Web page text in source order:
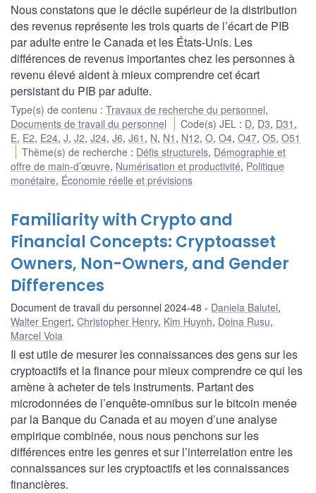
Nous constatons que le décile supérieur de la distribution
des revenus représente les trois quarts de l’écart de PIB
par adulte entre le Canada et les États-Unis. Les
différences de revenus importantes chez les personnes à
revenu élevé aident à mieux comprendre cet écart
persistant du PIB par adulte.
Type(s) de contenu : Travaux de recherche du personnel,
Documents de travail du personnel
Code(s) JEL : D, D3, D31 ,
E, E2, E24, J, J2, J24, J6, J61 , N, N1 , N12, O, O4, O47, O5, O51
Thème(s) de recherche : Défis structurels, Démographie et
offre de main-d’œuvre, Numérisation et productivité, Politique
monétaire, Économie réelle et prévisions
Familiarity with Crypto and
Financial Concepts: Cryptoasset
Owners, Non-Owners, and Gender
Differences
Document de travail du personnel 2024-48 Daniela Balutel,
Walter Engert, Christopher Henry, Kim Huynh, Doina Rusu,
Marcel Voia
Il est utile de mesurer les connaissances des gens sur les
cryptoactifs et la finance pour mieux comprendre ce qui les
amène à acheter de tels instruments. Partant des
microdonnées de l’enquête-omnibus sur le bitcoin menée
par la Banque du Canada et au moyen d’une analyse
empirique combinée, nous nous penchons sur les
différences entre les genres et sur l’interrelation entre les
connaissances sur les cryptoactifs et les connaissances
financières.